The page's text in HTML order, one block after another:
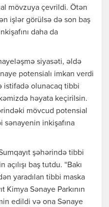
mövzuya çevrildi. Ötən
işlər görülsə də son baş
daha da
siyasəti, əldə
potensialı imkan verdi
istifadə olunacaq tibbi
həyata keçirilsin.
mövcud potensial
sənayenin inkişafına
şəhərində tibbi
baş tutdu. “Bakı
yaradılan tibbi maska
Kimya Sənaye Parkının
edildi və ona Sənaye